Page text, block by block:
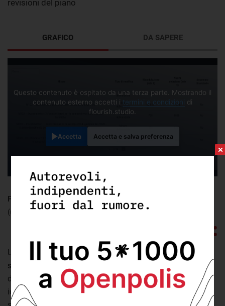
revisioni del piano
GRAFICO
Questo contenuto è ospitato da una terza parte. Mostrando il
contenuto esterno accetti i termini e condizioni di
flourish.studio.
Accetta Accetta e salva preferenza
DA SAPERE
FONTE:elaborazione Openpolis su dati governo
(ultimo aggiornamento: lunedì 22 Dicembre 2025)
Un elemento rilevante è il già citato
ricorso crescente agli
strumenti finanziari
diverse misure nei settori dell’energia, delle infrastrutture
idriche, dell’agroalimentare, dell’housing universitario e del